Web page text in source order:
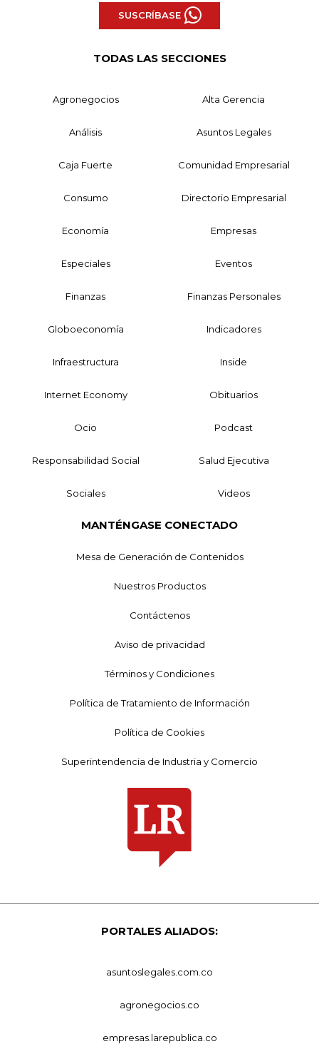
SUSCRÍBASE
TODAS LAS SECCIONES
Agronegocios Alta Gerencia
Análisis Asuntos Legales
Caja Fuerte Comunidad Empresarial
Consumo Directorio Empresarial
Economía Empresas
Especiales Eventos
Finanzas Finanzas Personales
Globoeconomía Indicadores
Infraestructura Inside
Internet Economy Obituarios
Ocio Podcast
Responsabilidad Social Salud Ejecutiva
Sociales Videos
MANTÉNGASE CONECTADO
Mesa de Generación de Contenidos
Nuestros Productos
Contáctenos
Aviso de privacidad
Términos y Condiciones
Política de Tratamiento de Información
Política de Cookies
Superintendencia de Industria y Comercio
PORTALES ALIADOS:
asuntoslegales.com.co
agronegocios.co
empresas.larepublica.co